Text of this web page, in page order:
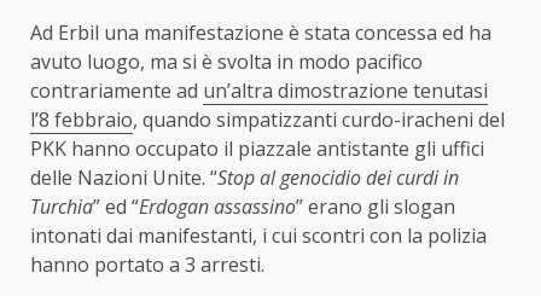
Ad Erbil una manifestazione è stata concessa ed ha
avuto luogo, ma si è svolta in modo pacifico
contrariamente ad un’altra dimostrazione tenutasi
l’8 febbraio, quando simpatizzanti curdo-iracheni del
PKK hanno occupato il piazzale antistante gli uffici
delle Nazioni Unite. “Stop al genocidio dei curdi in
Turchia” ed “Erdogan assassino” erano gli slogan
intonati dai manifestanti, i cui scontri con la polizia
hanno portato a 3 arresti.